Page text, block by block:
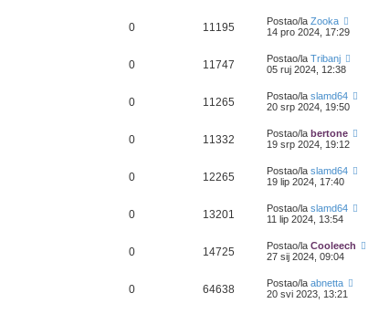
0 11195 Postao/la Zooka
14 pro 2024, 17:29
0 11747 Postao/la Tribanj
05 ruj 2024, 12:38
0 11265 Postao/la slamd64
20 srp 2024, 19:50
0 11332 Postao/la bertone
19 srp 2024, 19:12
0 12265 Postao/la slamd64
19 lip 2024, 17:40
0 13201 Postao/la slamd64
11 lip 2024, 13:54
0 14725 Postao/la Cooleech
27 sij 2024, 09:04
0 64638 Postao/la abnetta
20 svi 2023, 13:21